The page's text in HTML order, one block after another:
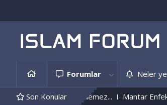
Forumlar Neler
Son Konular
Islah Edemez... Mantar Enfeksiyonu